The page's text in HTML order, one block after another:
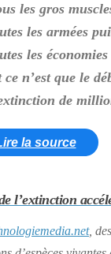
les gros
les armées
les
ce n’est que le
de
la source
l’extinction
,